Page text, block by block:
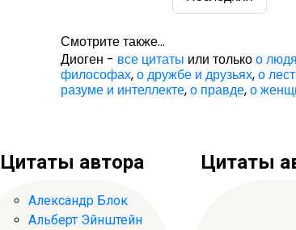
Смотрите также...
Диоген - все цитаты или толькоо
философах,о дружбе и друзьях,о
разуме и интеллекте,о правде,о
Цитаты автора
Александр Блок
Альберт Эйнштейн
Цитаты